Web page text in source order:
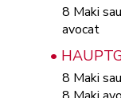
8 Maki
avocat
•
8 Maki